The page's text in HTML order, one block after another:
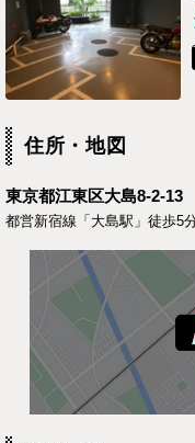
住所・地図
東京都江東区大島8-2-13
都営新宿線「大島駅」徒歩5